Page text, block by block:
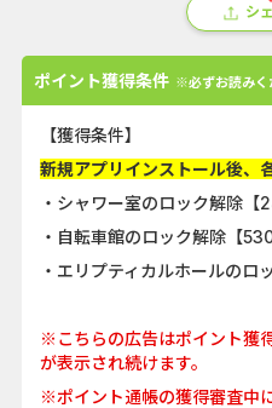
シ
ポイント獲得条件 ※必ずお読みく
【獲得条件】
新規アプリインストール後、
・シャワー室のロック解除【
・自転車館のロック解除【
・エリプティカルホールのロ
※こちらの広告はポイント獲
が表示され続けます。
※ポイント通帳の獲得審査中